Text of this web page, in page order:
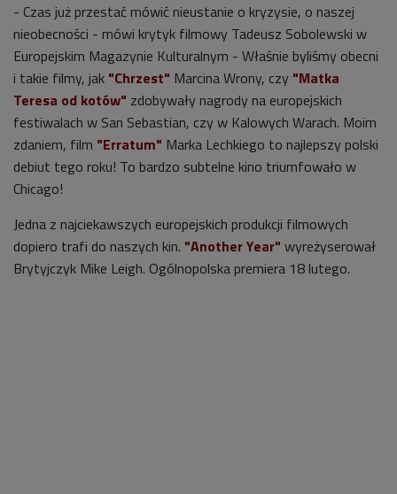
- Czas już przestać mówić nieustanie o kryzysie, o naszej
nieobecności - mówi krytyk filmowy Tadeusz Sobolewski w
Europejskim Magazynie Kulturalnym - Właśnie byliśmy obecni
i takie filmy, jak "Chrzest" Marcina Wrony, czy "Matka
Teresa od kotów" zdobywały nagrody na europejskich
festiwalach w San Sebastian, czy w Kalowych Warach. Moim
zdaniem, film "Erratum" Marka Lechkiego to najlepszy polski
debiut tego roku! To bardzo subtelne kino triumfowało w
Chicago!
Jedna z najciekawszych europejskich produkcji filmowych
dopiero trafi do naszych kin. "Another Year" wyreżyserował
Brytyjczyk Mike Leigh. Ogólnopolska premiera 18 lutego.